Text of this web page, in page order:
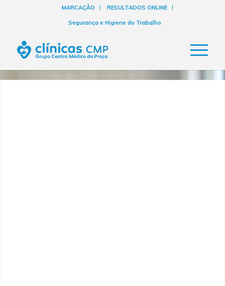
MARCAÇÃO RESULTADOS ONLINE
Segurança e Higiene do Trabalho